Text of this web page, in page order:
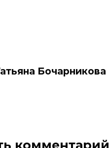
Бо­чар­ни­кова